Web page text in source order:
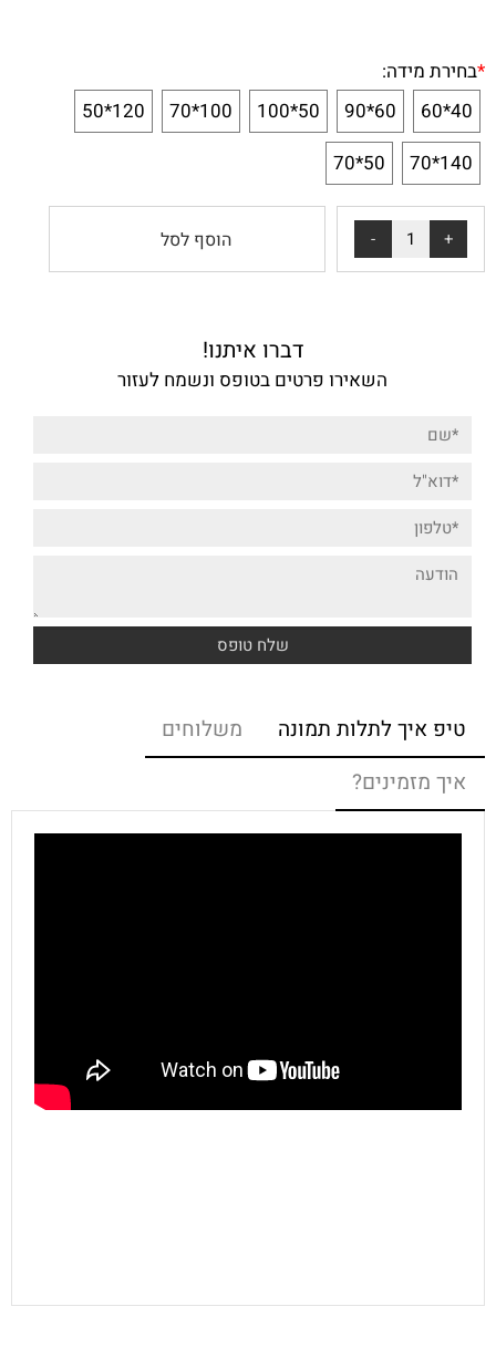
*בחירת מידה:
40*60
60*90
50*100
100*70
120*50
140*70
50*70
הוסף לסל
דברו איתנו!
השאירו פרטים בטופס ונשמח לעזור
טיפ איך לתלות תמונה
משלוחים
איך מזמינים?